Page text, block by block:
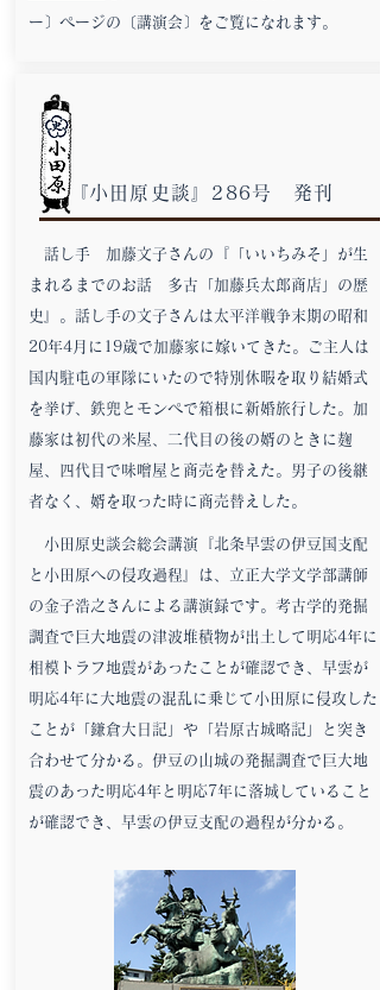
ー〕ページの〔講演会〕をご覧になれます。
『小田原史談』286号 発刊
話し手 加藤文子さんの『「いいちみそ」が生
まれるまでのお話 多古「加藤兵太郎商店」の歴
史』。話し手の文子さんは太平洋戦争末期の昭和
20年4月に19歳で加藤家に嫁いてきた。ご主人は
国内駐屯の軍隊にいたので特別休暇を取り結婚式
を挙げ、鉄兜とモンペで箱根に新婚旅行した。加
藤家は初代の米屋、二代目の後の婿のときに麹
屋、四代目で味噌屋と商売を替えた。男子の後継
者なく、婿を取った時に商売替えした。
小田原史談会総会講演『北条早雲の伊豆国支配
と小田原への侵攻過程』は、立正大学文学部講師
の金子浩之さんによる講演録です。考古学的発掘
調査で巨大地震の津波堆積物が出土して明応4年に
相模トラフ地震があったことが確認でき、早雲が
明応4年に大地震の混乱に乗じて小田原に侵攻した
ことが「鎌倉大日記」や「岩原古城略記」と突き
合わせて分かる。伊豆の山城の発掘調査で巨大地
震のあった明応4年と明応7年に落城していること
が確認でき、早雲の伊豆支配の過程が分かる。